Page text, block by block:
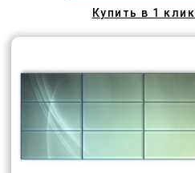
Купить в 1 клик